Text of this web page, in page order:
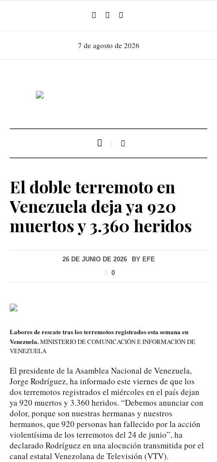
7 de agosto de 2026
El doble terremoto en
Venezuela deja ya 920
muertos y 3.360 heridos
26 DE JUNIO DE 2026 BY EFE
0
Labores de rescate tras los terremotos registrados esta semana en
Venezuela.MINISTERIO DE COMUNICACIÓN E INFORMACIÓN DE
VENEZUELA
El presidente de la Asamblea Nacional de Venezuela,
Jorge Rodríguez, ha informado este viernes de que los
dos terremotos registrados el miércoles en el país dejan
ya 920 muertos y 3.360 heridos. “Debemos anunciar con
dolor, porque son nuestras hermanas y nuestros
hermanos, que 920 personas han fallecido por la acción
violentísima de los terremotos del 24 de junio”, ha
declarado Rodríguez en una alocución transmitida por el
canal estatal Venezolana de Televisión (VTV).